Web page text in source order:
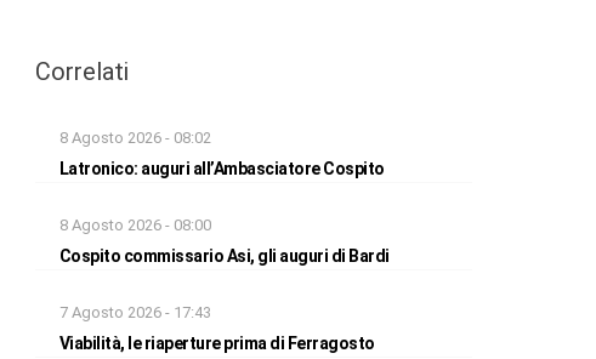
Correlati
8 Agosto 2026 - 08:02
Latronico: auguri all’Ambasciatore Cospito
8 Agosto 2026 - 08:00
Cospito commissario Asi, gli auguri di Bardi
7 Agosto 2026 - 17:43
Viabilità, le riaperture prima di Ferragosto